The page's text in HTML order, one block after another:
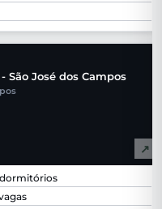
São José dos Campos
↗